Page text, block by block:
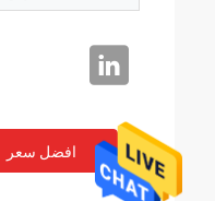
افضل سعر